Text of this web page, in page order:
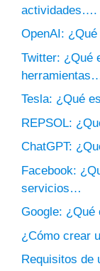
actividades….
OpenAI:
Twitter: ¿Qué
Tesla: ¿Qué
REPSOL:
ChatGPT:
Facebook:
servicios…
Google:
¿Cómo crear
Requisitos de